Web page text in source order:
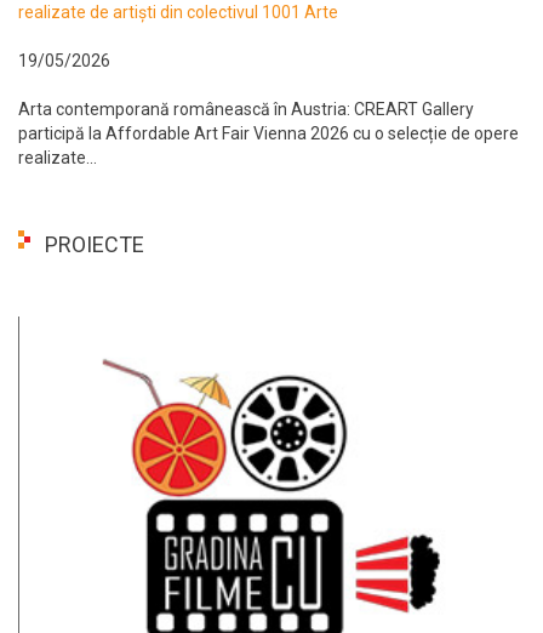
realizate de artiști din colectivul 1001 Arte
19/05/2026
Arta contemporană românească în Austria: CREART Gallery
participă la Affordable Art Fair Vienna 2026 cu o selecție de opere
realizate...
PROIECTE